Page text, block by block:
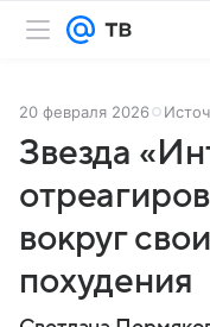
20 февраля 2026
Звезда
вокруг
похудения